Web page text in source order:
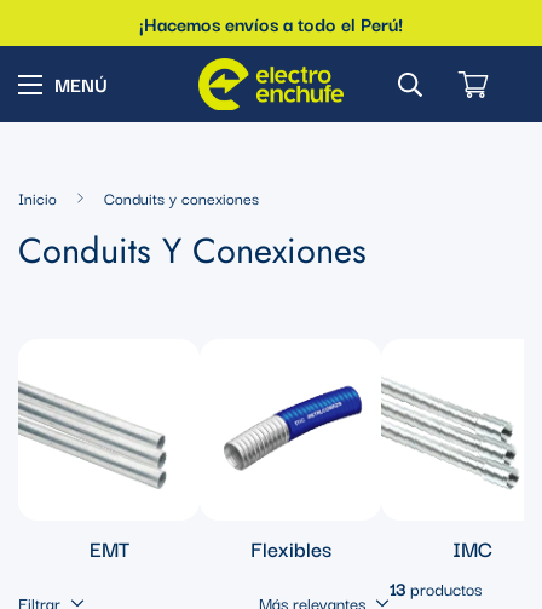
¡Hacemos envíos a todo el Perú!
Inicio Conduits y conexiones
Conduits Y Conexiones
EMT Flexibles IMC
Filtrar Más relevantes
13productos